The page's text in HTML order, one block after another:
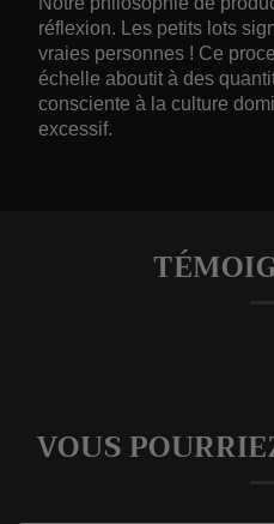
réflexion. Les petits lots
vraies personnes ! Ce
échelle aboutit à des
consciente à la culture
excessif.
VOUS